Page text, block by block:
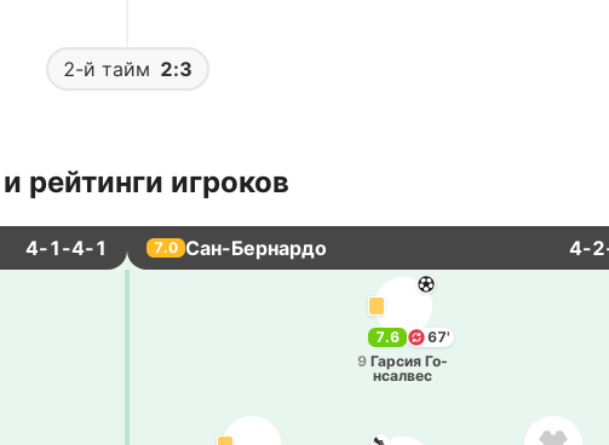
2-й тайм 2:3
рейтинги игроков
4-1-4-1 7.0 Сан-Бернардо 4-
7.6
67'
9 Гарсия Го­
нса­лвес